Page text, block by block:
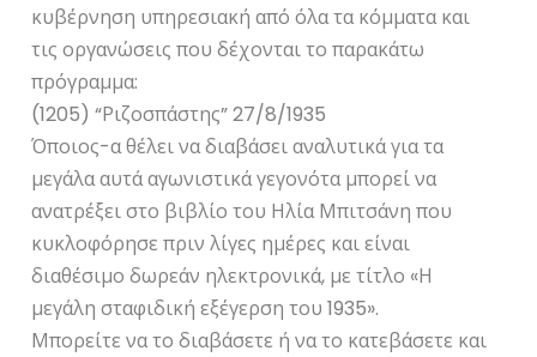
κυβέρνηση υπηρεσιακή από όλα τα κόμματα και
τις οργανώσεις που δέχονται το παρακάτω
πρόγραμμα:
(1205) “Ριζοσπάστης” 27/8/1935
Όποιος-α θέλει να διαβάσει αναλυτικά για τα
μεγάλα αυτά αγωνιστικά γεγονότα μπορεί να
ανατρέξει στο βιβλίο του Ηλία Μπιτσάνη που
κυκλοφόρησε πριν λίγες ημέρες και είναι
διαθέσιμο δωρεάν ηλεκτρονικά, με τίτλο «Η
μεγάλη σταφιδική εξέγερση του 1935».
Μπορείτε να το διαβάσετε ή να το κατεβάσετε και